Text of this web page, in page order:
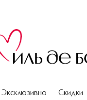
Эксклюзивно Скидки